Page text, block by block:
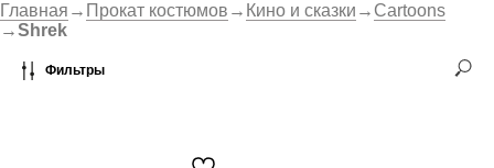
Главная → Прокат костюмов → Кино и сказки → Cartoons
→Shrek
Фильтры